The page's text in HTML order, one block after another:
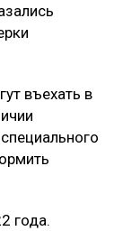
въехать в
года.